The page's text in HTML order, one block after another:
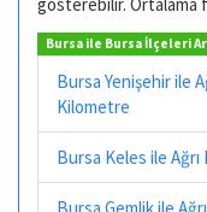
Bursa ile Bursa İlçeleri
Bursa Yenişehir ile
Kilometre
Bursa Keles ile
Bursa Gemlik ile